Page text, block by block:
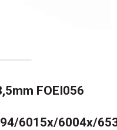
FOEI056
6015x/6004x/